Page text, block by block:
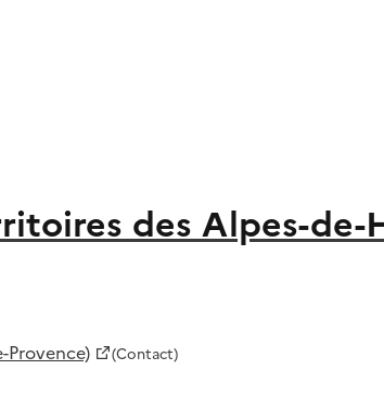
des Alpes-de-
(Contact)